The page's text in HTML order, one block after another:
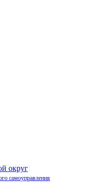
округ
самоуправления